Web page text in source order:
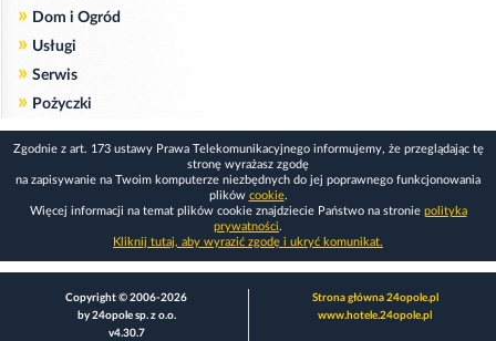
» Dom i Ogród
» Usługi
» Serwis
» Pożyczki
Zgodnie z art. 173 ustawy Prawa Telekomunikacyjnego informujemy, że przeglądając tę
stronę wyrażasz zgodę
na zapisywanie na Twoim komputerze niezbędnych do jej poprawnego funkcjonowania
plików cookie.
Więcej informacji na temat plików cookie znajdziecie Państwo na stronie polityka
prywatności.
Kliknij tutaj, aby wyrazić zgodę i ukryć komunikat.
Copyright © 2006-2026
by 24opole sp. z o.o.
v4.30.7
Strona główna 24opole.pl
www.hotele.24opole.pl